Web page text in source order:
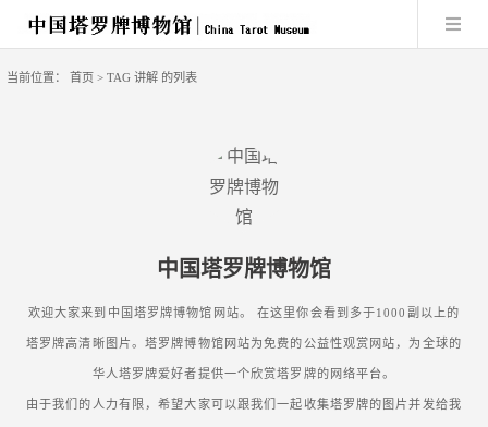
当前位置： 首页> TAG 讲解 的列表
中国塔罗牌博物馆
欢迎大家来到中国塔罗牌博物馆网站。 在这里你会看到多于1000副以上的
塔罗牌高清晰图片。塔罗牌博物馆网站为免费的公益性观赏网站，为全球的
华人塔罗牌爱好者提供一个欣赏塔罗牌的网络平台。
由于我们的人力有限，希望大家可以跟我们一起收集塔罗牌的图片并发给我